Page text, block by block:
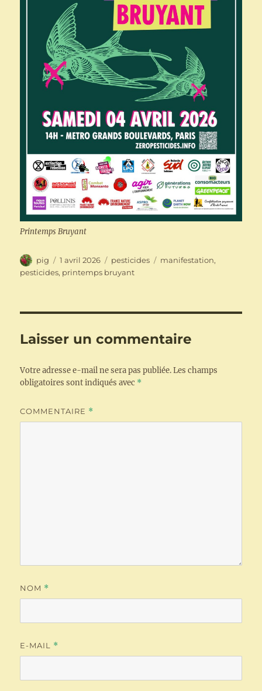
Printemps Bruyant
Auteur
pig
Publié
le
1 avril 2026 Catégories
pesticides Étiquettes
manifestation,
pesticides, printemps bruyant
Laisser un commentaire
Votre adresse e-mail ne sera pas publiée. Les champs
obligatoires sont indiqués avec *
COMMENTAIRE *
NOM *
E-MAIL *